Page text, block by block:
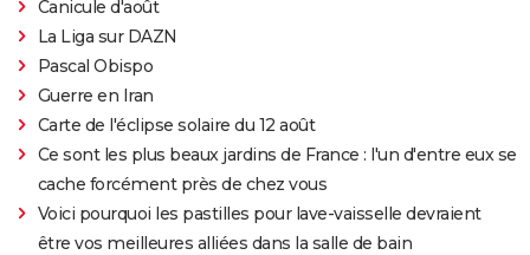
Canicule d'août
La Liga sur DAZN
Pascal Obispo
Guerre en Iran
Carte de l'éclipse solaire du 12 août
Ce sont les plus beaux jardins de France : l'un d'entre eux se
cache forcément près de chez vous
Voici pourquoi les pastilles pour lave-vaisselle devraient
être vos meilleures alliées dans la salle de bain